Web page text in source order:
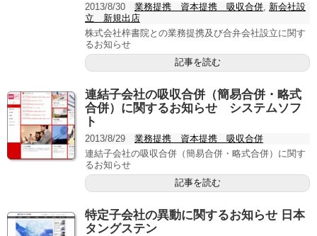
2013/8/30 業務提携 資本提携 吸収合併 新会社設
立 新規出店
株式会社梓書院との業務提携及び合弁会社設立に関す
るお知らせ
記事を読む
連結子会社の吸収合併（簡易合併・略式
合併）に関するお知らせ システムソフ
ト
2013/8/29
業務提携 資本提携 吸収合併
連結子会社の吸収合併（簡易合併・略式合併）に関す
るお知らせ
記事を読む
特定子会社の異動に関するお知らせ 日本
タングステン